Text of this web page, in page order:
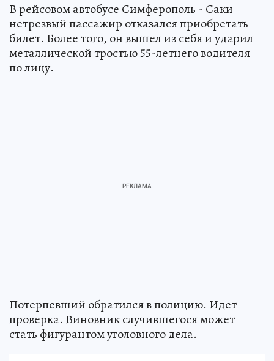
В рейсовом автобусе Симферополь - Саки
нетрезвый пассажир отказался приобретать
билет. Более того, он вышел из себя и ударил
металлической тростью 55-летнего водителя
по лицу.
Потерпевший обратился в полицию. Идет
проверка. Виновник случившегося может
стать фигурантом уголовного дела.